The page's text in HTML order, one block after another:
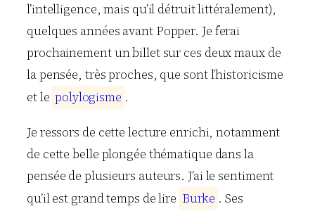
l’intelligence, mais qu’il détruit littéralement),
quelques années avant Popper. Je ferai
prochainement un billet sur ces deux maux de
la pensée, très proches, que sont l’historicisme
et le polylogisme .
Je ressors de cette lecture enrichi, notamment
de cette belle plongée thématique dans la
pensée de plusieurs auteurs. J’ai le sentiment
qu’il est grand temps de lire Burke . Ses